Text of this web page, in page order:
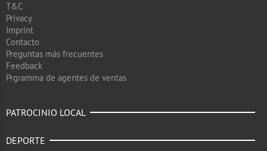
T&C
Privacy
Imprint
Contacto
Preguntas más frecuentes
Feedback
Prgramma de agentes de ventas
PATROCINIO LOCAL
DEPORTE